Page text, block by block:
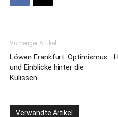
Vorheriger Artikel
Löwen Frankfurt: Optimismus
und Einblicke hinter die
Kulissen
Verwandte Artikel